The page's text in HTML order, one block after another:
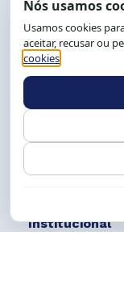
Tel.: (71)
Siga
Institucional